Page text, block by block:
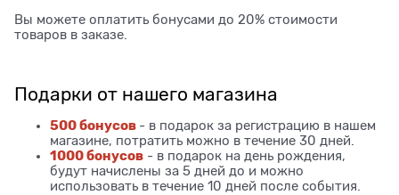
Вы можете оплатить бонусами до 20% стоимости
товаров в заказе.
Подарки от нашего магазина
500 бонусов - в подарок за регистрацию в нашем
магазине, потратить можно в течение 30 дней.
1000 бонусов - в подарок на день рождения,
будут начислены за 5 дней до и можно
использовать в течение 10 дней после события.